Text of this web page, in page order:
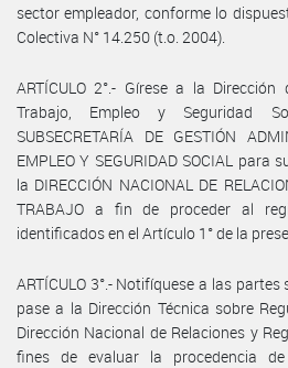
sector empleador, conforme lo
Colectiva N° 14.250 (t.o. 2004).
ARTÍCULO 2°.- Gírese a la
Trabajo, Empleo y Seguridad
SUBSECRETARÍA DE GESTIÓN
EMPLEO Y SEGURIDAD SOCIAL para
la DIRECCIÓN NACIONAL DE
TRABAJO a fin de proceder al
identificados en el Artículo 1° de la
ARTÍCULO 3°.- Notifíquese a las
pase a la Dirección Técnica sobre
Dirección Nacional de Relaciones y
fines de evaluar la procedencia